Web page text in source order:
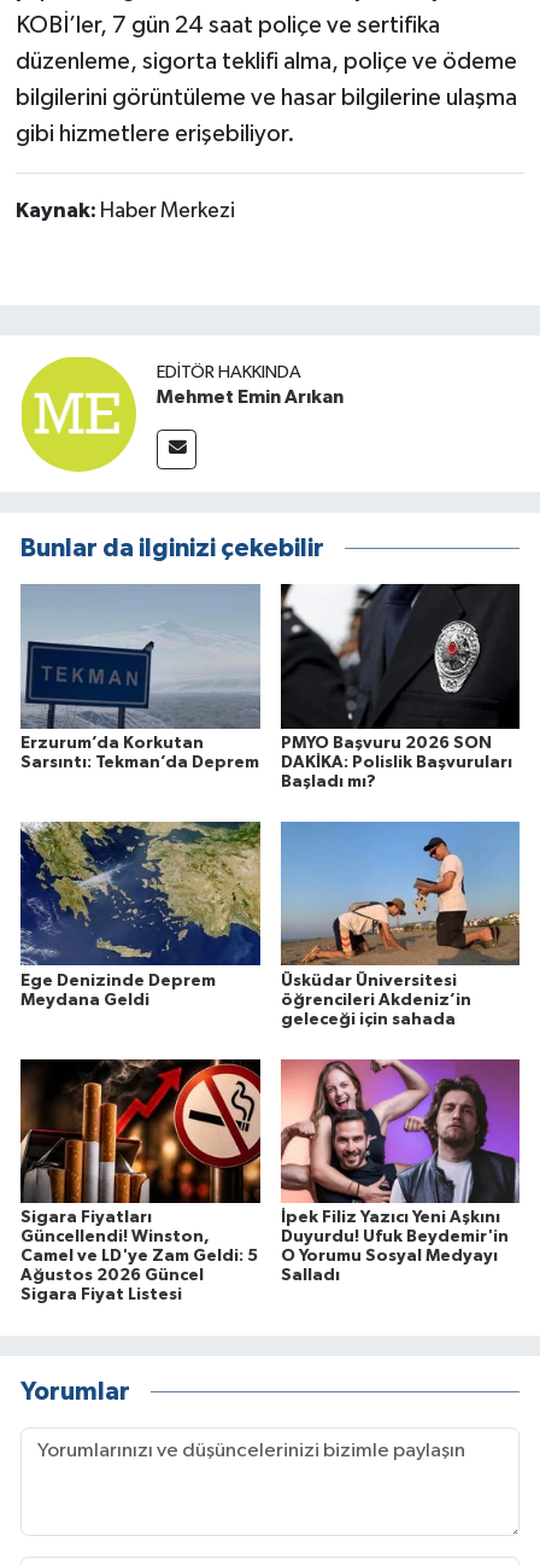
KOBİ’ler, 7 gün 24 saat poliçe ve sertifika
düzenleme, sigorta teklifi alma, poliçe ve ödeme
bilgilerini görüntüleme ve hasar bilgilerine ulaşma
gibi hizmetlere erişebiliyor.
Kaynak: Haber Merkezi
EDITÖR HAKKINDA
Mehmet Emin Arıkan
Bunlar da ilginizi çekebilir
Erzurum’da Korkutan
Sarsıntı: Tekman’da Deprem
PMYO Başvuru 2026 SON
DAKİKA: Polislik Başvuruları
Başladı mı?
Ege Denizinde Deprem
Meydana Geldi
Üsküdar Üniversitesi
öğrencileri Akdeniz’in
geleceği için sahada
Sigara Fiyatları
Güncellendi! Winston,
Camel ve LD'ye Zam Geldi: 5
Ağustos 2026 Güncel
Sigara Fiyat Listesi
İpek Filiz Yazıcı Yeni Aşkını
Duyurdu! Ufuk Beydemir'in
O Yorumu Sosyal Medyayı
Salladı
Yorumlar